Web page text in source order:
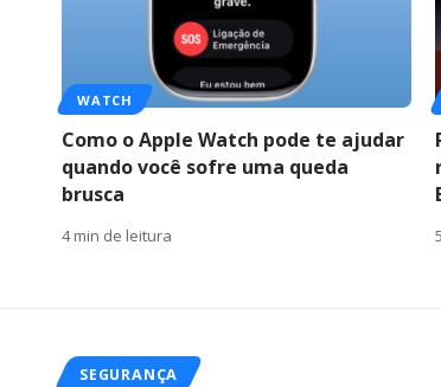
WATCH
Como o Apple Watch pode te ajudar
quando você sofre uma queda
brusca
4 min de leitura
SEGURANÇA